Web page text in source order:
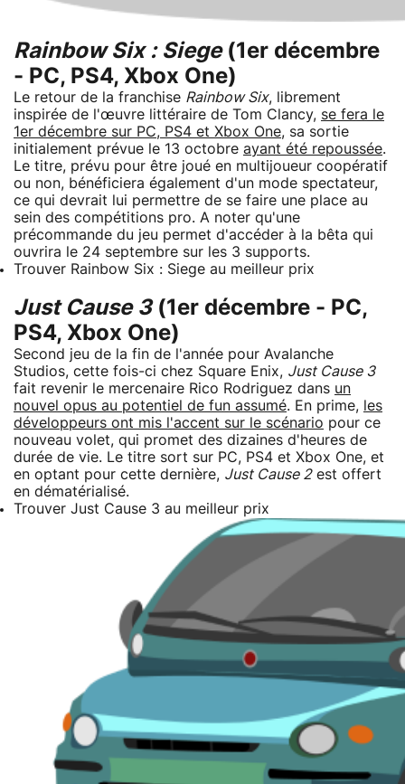
Rainbow Six : Siege(1er décembre
- PC, PS4, Xbox One)
Le retour de la franchise Rainbow Six, librement
inspirée de l'œuvre littéraire de Tom Clancy, se fera le
1er décembre sur PC, PS4 et Xbox One, sa sortie
initialement prévue le 13 octobre ayant été repoussée.
Le titre, prévu pour être joué en multijoueur coopératif
ou non, bénéficiera également d'un mode spectateur,
ce qui devrait lui permettre de se faire une place au
sein des compétitions pro. A noter qu'une
précommande du jeu permet d'accéder à la bêta qui
ouvrira le 24 septembre sur les 3 supports.
Trouver Rainbow Six : Siege au meilleur prix
Just Cause 3 (1er décembre - PC,
PS4, Xbox One)
Second jeu de la fin de l'année pour Avalanche
Studios, cette fois-ci chez Square Enix, Just Cause 3
fait revenir le mercenaire Rico Rodriguez dans un
nouvel opus au potentiel de fun assumé. En prime, les
développeurs ont mis l'accent sur le scénario pour ce
nouveau volet, qui promet des dizaines d'heures de
durée de vie. Le titre sort sur PC, PS4 et Xbox One, et
en optant pour cette dernière, Just Cause 2est offert
en dématérialisé.
Trouver Just Cause 3 au meilleur prix